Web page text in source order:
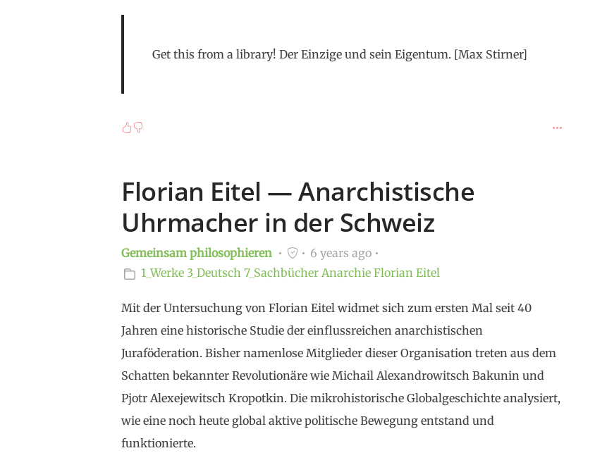
Get this from a library! Der Einzige und sein Eigentum. [Max Stirner]
Florian Eitel — Anarchistische
Uhrmacher in der Schweiz
Gemeinsam philosophieren
6 years ago
1_Werke 3_Deutsch 7_Sachbücher Anarchie Florian Eitel
Mit der Untersuchung von Florian Eitel widmet sich zum ersten Mal seit 40
Jahren eine historische Studie der einflussreichen anarchistischen
Juraföderation. Bisher namenlose Mitglieder dieser Organisation treten aus dem
Schatten bekannter Revolutionäre wie Michail Alexandrowitsch Bakunin und
Pjotr Alexejewitsch Kropotkin. Die mikrohistorische Globalgeschichte analysiert,
wie eine noch heute global aktive politische Bewegung entstand und
funktionierte.